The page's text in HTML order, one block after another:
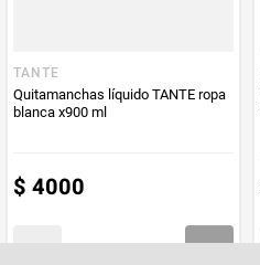
TANTE
Quitamanchas líquido TANTE ropa
blanca x900 ml
$ 4000